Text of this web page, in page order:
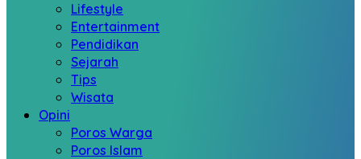
Lifestyle
Entertainment
Pendidikan
Sejarah
Tips
Wisata
Opini
Poros Warga
Poros Islam